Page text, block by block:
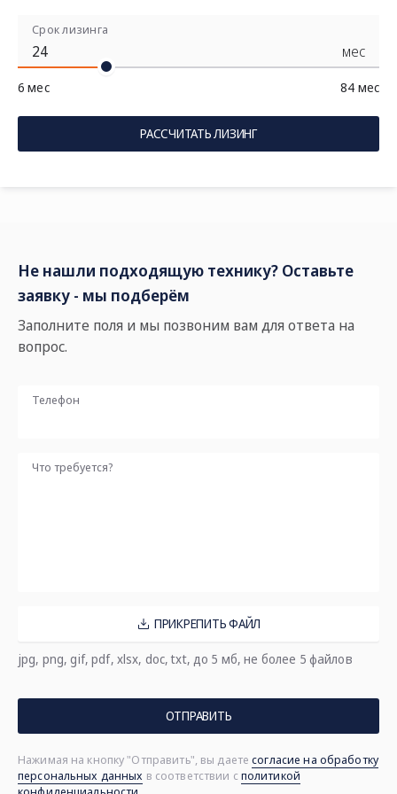
Срок лизинга
мес
6 мес 84 мес
РАССЧИТАТЬ ЛИЗИНГ
Не нашли подходящую технику? Оставьте
заявку - мы подберём
Заполните поля и мы позвоним вам для ответа на
вопрос.
Телефон
Что требуется?
ПРИКРЕПИТЬ ФАЙЛ
jpg, png, gif, pdf, xlsx, doc, txt, до 5 мб, не более 5 файлов
ОТПРАВИТЬ
Нажимая на кнопку "Отправить", вы даетесогласие на обработку
персональных данных в соответствии с политикой